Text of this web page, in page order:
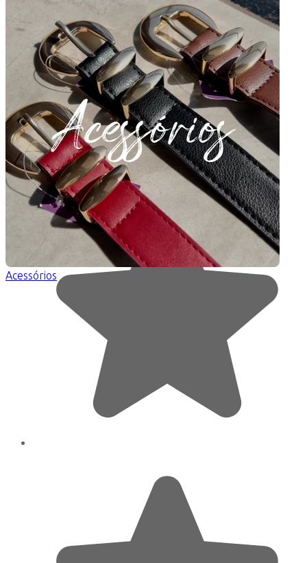
Acessórios
Vestido Tricot Betina
5 de 5